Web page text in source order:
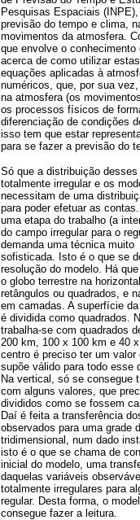
Pesquisas Espaciais
previsão do tempo e clima,
movimentos da atmosfera.
que envolve o
acerca de como utilizar
equações aplicadas à
numéricos, que, por sua
na atmosfera (os
os processos físicos de
diferenciação de condições
isso tem que estar
para se fazer a previsão do
Só que a distribuição desses
totalmente irregular e os
necessitam de uma
para poder efetuar as
uma etapa do trabalho (a
do campo irregular para o
demanda uma técnica muito
sofisticada. Isto é o que se
resolução do modelo. Há
o globo terrestre na
retângulos ou quadrados, e
em camadas. A superfície
é dividida como quadrados.
trabalha-se com quadrados
200 km, 100 x 100 km e 40
centro é preciso ter um valor
supõe válido para todo esse
Na vertical, só se consegue
com alguns valores, que
divididos como se fossem
Daí é feita a transferência
observados para uma grade
tridimensional, num dado
isto é o que se chama de
inicial do modelo, uma
daquelas variáveis
totalmente irregulares para
regular. Desta forma, o
consegue fazer a leitura.